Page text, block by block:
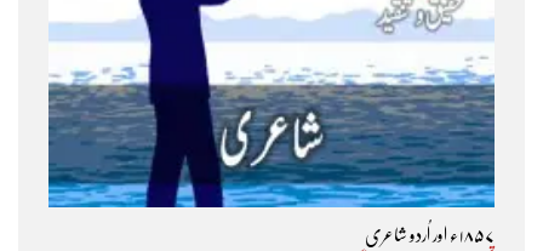
۱۸۵۷ء اور اُردو شاعری